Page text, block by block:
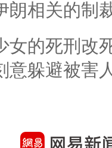
朗相关的制
女的死刑改
意躲避被害